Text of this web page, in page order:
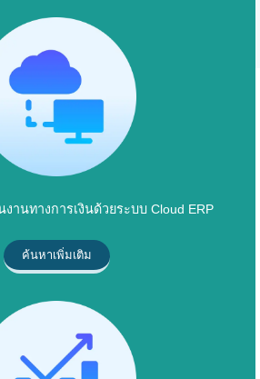
านทางการเงินด้วยระบบ Cloud ERP
ค้นหาเพิ่มเติม